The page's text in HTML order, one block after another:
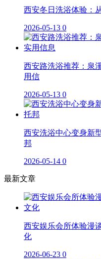
西安冬日洗浴体验：
2026-05-13 0
西安路洗浴推荐：泉
用信
2026-05-13 0
西安洗浴中心变身新
邦
2026-05-14 0
最新文章
西安娱乐会所体验漫
化
2026-06-23 0